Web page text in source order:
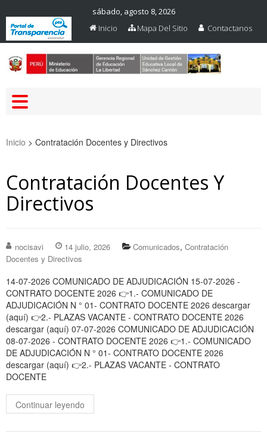
sábado, agosto 8, 2026
Inicio
Mapa Del Sitio Contactanos
Inicio > Contratación Docentes y Directivos
Contratación Docentes Y
Directivos
nocisavi 14 julio, 2026 Comunicados, Contratación
Docentes y Directivos
14-07-2026 COMUNICADO DE ADJUDICACIÓN 15-07-2026 -
CONTRATO DOCENTE 2026 👉1.- COMUNICADO DE
ADJUDICACIÓN N ° 01- CONTRATO DOCENTE 2026 descargar
(aquí) 👉2.- PLAZAS VACANTE - CONTRATO DOCENTE 2026
descargar (aquí) 07-07-2026 COMUNICADO DE ADJUDICACIÓN
08-07-2026 - CONTRATO DOCENTE 2026 👉1.- COMUNICADO
DE ADJUDICACIÓN N ° 01- CONTRATO DOCENTE 2026
descargar (aquí) 👉2.- PLAZAS VACANTE - CONTRATO
DOCENTE
Continuar leyendo